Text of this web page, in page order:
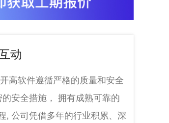
动
高软件遵循严格的质量和安全
安全措施， 拥有成熟可靠的
, 公司凭借多年的行业积累、深